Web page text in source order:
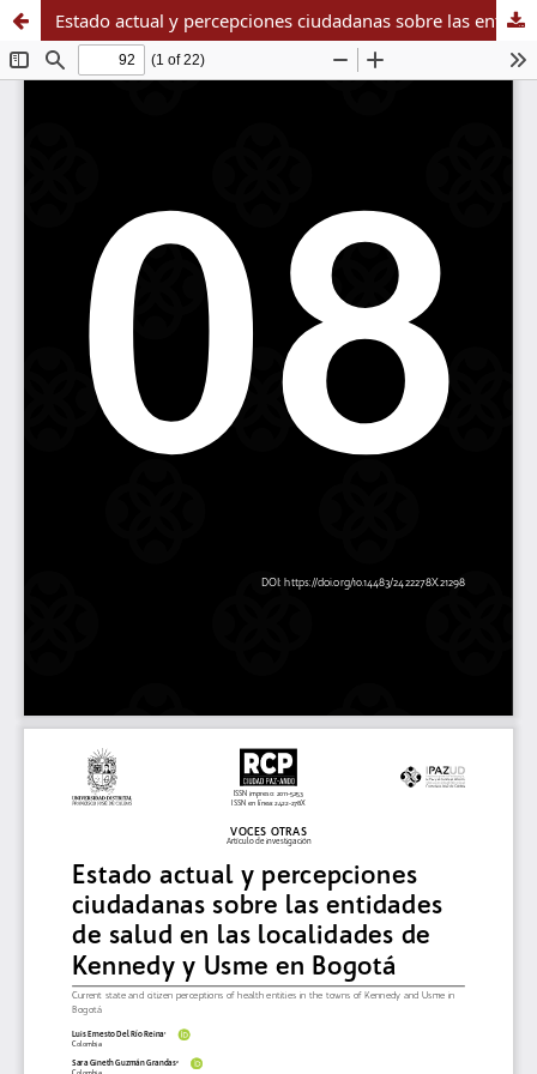
Estado actual y percepciones ciudadanas sobre las entidades de salud en las localidades de Kennedy y Usme en Bogotá